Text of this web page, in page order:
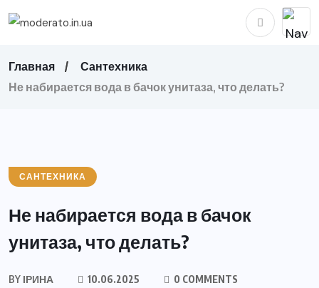
Главная
Сантехника
Не набирается вода в бачок унитаза, что делать?
САНТЕХНИКА
Не набирается вода в бачок
унитаза, что делать?
BY ІРИНА 10.06.2025
0 COMMENTS